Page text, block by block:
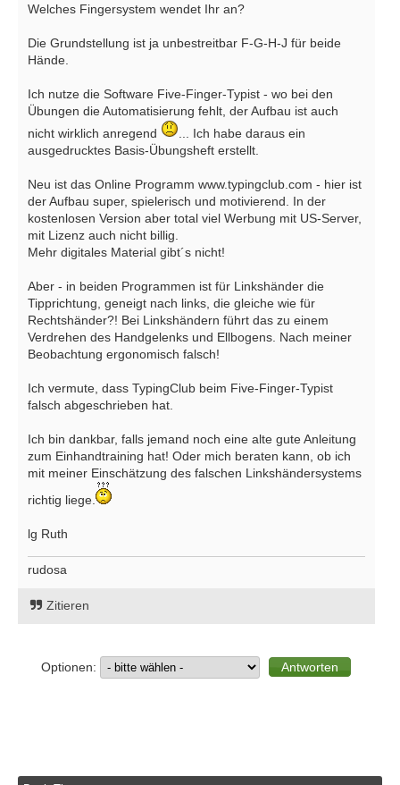
Welches Fingersystem wendet Ihr an?
Die Grundstellung ist ja unbestreitbar F-G-H-J für beide
Hände.
Ich nutze die Software Five-Finger-Typist - wo bei den
Übungen die Automatisierung fehlt, der Aufbau ist auch
nicht wirklich anregend
... Ich habe daraus ein
ausgedrucktes Basis-Übungsheft erstellt.
Neu ist das Online Programm www.typingclub.com - hier ist
der Aufbau super, spielerisch und motivierend. In der
kostenlosen Version aber total viel Werbung mit US-Server,
mit Lizenz auch nicht billig.
Mehr digitales Material gibt´s nicht!
Aber - in beiden Programmen ist für Linkshänder die
Tipprichtung, geneigt nach links, die gleiche wie für
Rechtshänder?! Bei Linkshändern führt das zu einem
Verdrehen des Handgelenks und Ellbogens. Nach meiner
Beobachtung ergonomisch falsch!
Ich vermute, dass TypingClub beim Five-Finger-Typist
falsch abgeschrieben hat.
Ich bin dankbar, falls jemand noch eine alte gute Anleitung
zum Einhandtraining hat! Oder mich beraten kann, ob ich
mit meiner Einschätzung des falschen Linkshändersystems
richtig liege.
lg Ruth
rudosa
Zitieren
Optionen: